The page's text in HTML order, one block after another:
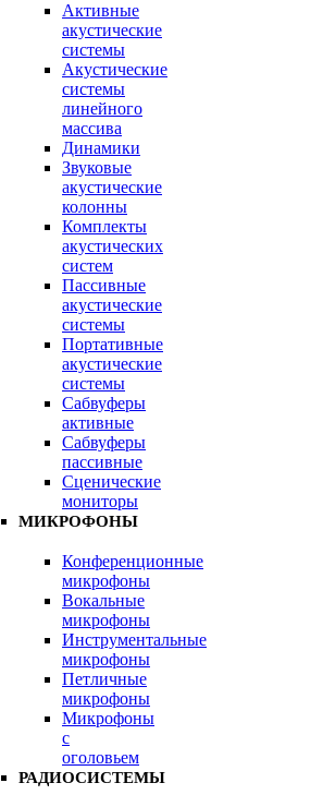
Активные
акустические
системы
Акустические
системы
линейного
массива
Динамики
Звуковые
акустические
колонны
Комплекты
акустических
систем
Пассивные
акустические
системы
Портативные
акустические
системы
Сабвуферы
активные
Сабвуферы
пассивные
Сценические
мониторы
МИКРОФОНЫ
Конференционные
микрофоны
Вокальные
микрофоны
Инструментальные
микрофоны
Петличные
микрофоны
Микрофоны
с
оголовьем
РАДИОСИСТЕМЫ